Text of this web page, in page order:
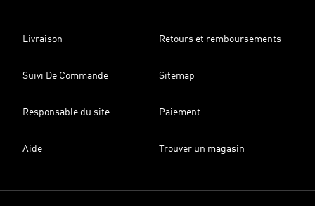
Livraison Retours et remboursements
Suivi De Commande Sitemap
Responsable du site Paiement
Aide Trouver un magasin